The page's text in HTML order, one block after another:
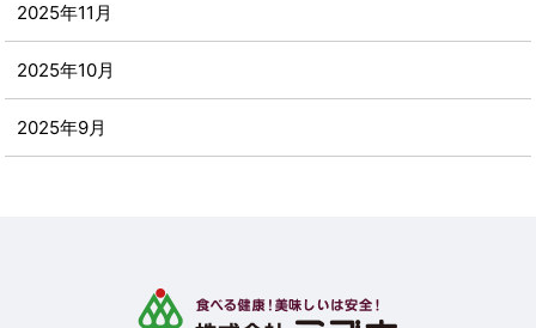
2025年11月
2025年10月
2025年9月